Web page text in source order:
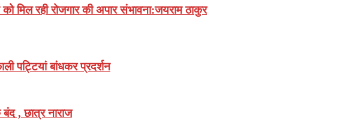
मिल रही रोजगार की अपार संभावना:जयराम ठाकुर
पट्टियां बांधकर प्रदर्शन
, छात्र नाराज